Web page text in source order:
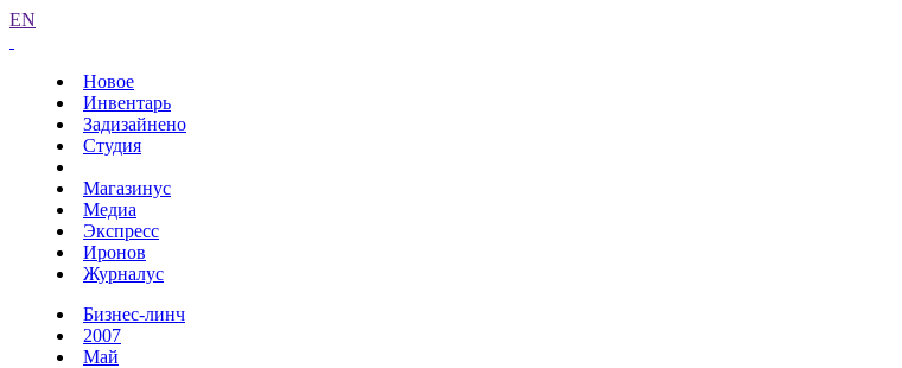
EN
Новое
Инвентарь
Задизайнено
Студия
Магазинус
Медиа
Экспресс
Иронов
Журналус
Бизнес-линч
2007
Май